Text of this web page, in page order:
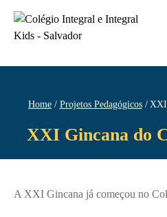
Home Projetos Pedagógicos XXI
XXI Gincana do
A XXI Gincana já começou no